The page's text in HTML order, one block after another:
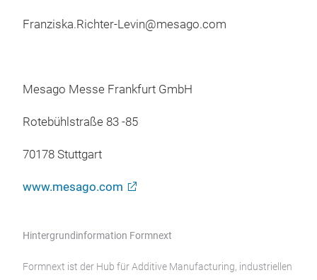
Franziska.Richter-Levin@mesago.com
Mesago Messe Frankfurt GmbH
Rotebühlstraße 83 -85
70178 Stuttgart
www.mesago.com
Hintergrundinformation Formnext
Formnext ist der Hub für Additive Manufacturing, industriellen